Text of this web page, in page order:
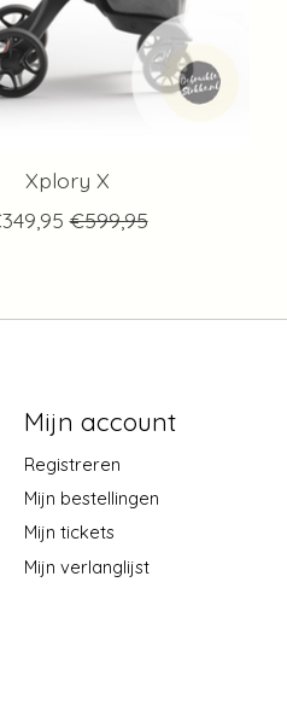
Xplory X
€599,95
Mijn account
Registreren
Mijn bestellingen
Mijn tickets
Mijn verlanglijst